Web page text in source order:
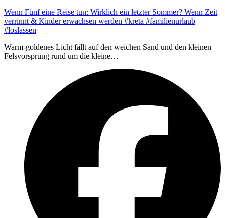
Wenn Fünf eine Reise tun: Wirklich ein letzter Sommer? Wenn Zeit
verrinnt & Kinder erwachsen werden #kreta #familienurlaub
#loslassen
Warm-goldenes Licht fällt auf den weichen Sand und den kleinen
Felsvorsprung rund um die kleine…